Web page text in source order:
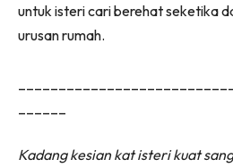
untuk isteri cari berehat seketika
urusan rumah.
Kadang kesian kat isteri kuat